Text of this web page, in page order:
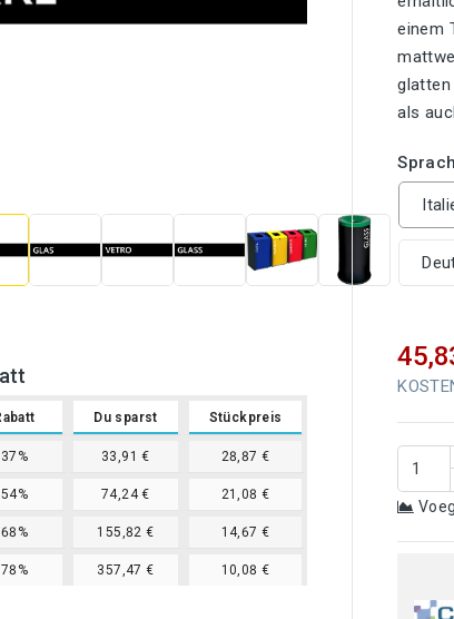
Du sparst Stückpreis
37% 33,91 € 28,87 €
54% 74,24 € 21,08 €
68% 155,82 € 14,67 €
78% 357,47 € 10,08 €
einem
glatten
als